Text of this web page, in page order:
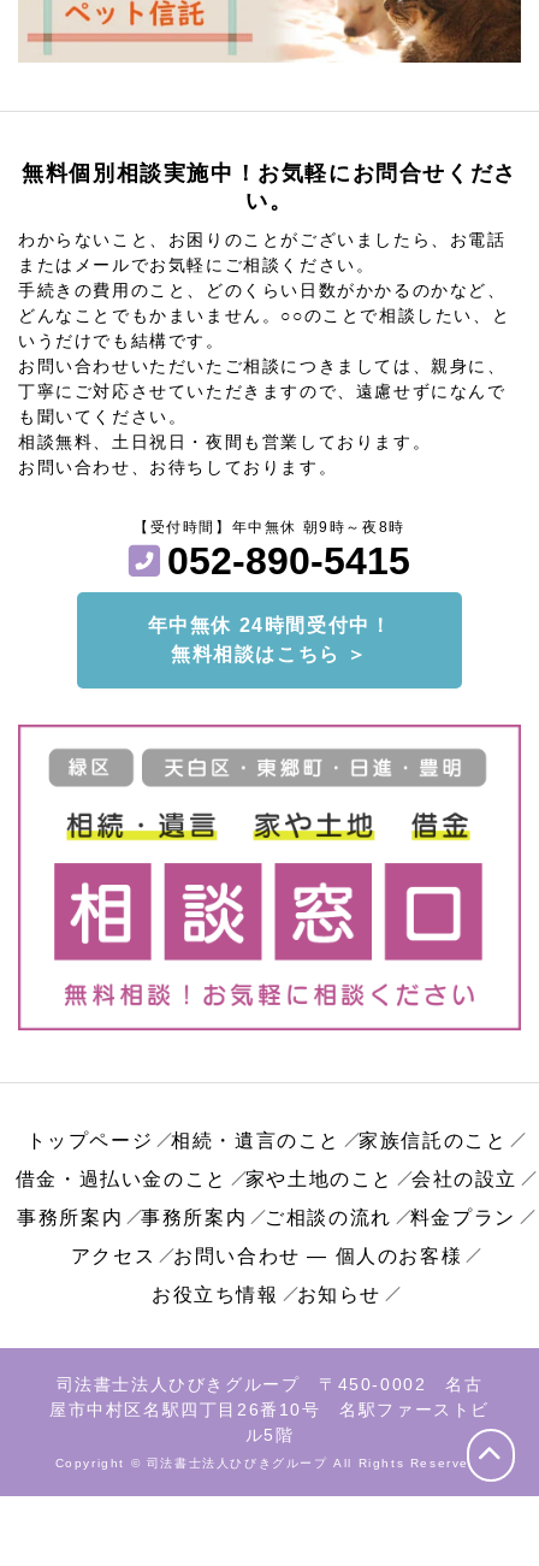
無料個別相談実施中！お気軽にお問合せくださ
い。
わからないこと、お困りのことがございましたら、お電話
またはメールでお気軽にご相談ください。
手続きの費用のこと、どのくらい日数がかかるのかなど、
どんなことでもかまいません。○○のことで相談したい、と
いうだけでも結構です。
お問い合わせいただいたご相談につきましては、親身に、
丁寧にご対応させていただきますので、遠慮せずになんで
も聞いてください。
相談無料、土日祝日・夜間も営業しております。
お問い合わせ、お待ちしております。
【受付時間】年中無休 朝9時～夜8時
052-890-5415
年中無休 24時間受付中！
無料相談はこちら ＞
トップページ 相続・遺言のこと
家族信託のこと
借金・過払い金のこと
家や土地のこと
会社の設立
事務所案内
事務所案内 ご相談の流れ
料金プラン
アクセス
お問い合わせ ― 個人のお客様
お役立ち情報
お知らせ
司法書士法人ひびきグループ 〒450-0002 名古
屋市中村区名駅四丁目26番10号 名駅ファーストビ
ル5階
Copyright © 司法書士法人ひびきグループ All Rights Reserved.